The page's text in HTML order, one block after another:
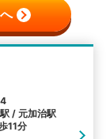
/ 元加治駅
11分